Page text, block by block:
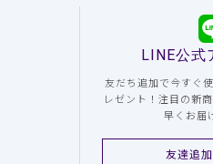
LINE公式
友だち追加で今すぐ
レゼント！注目の新
早くお届
友達追